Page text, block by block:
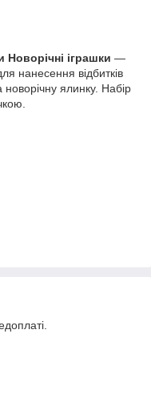
Новорічні іграшки —
нанесення відбитків
ялинку. Набір